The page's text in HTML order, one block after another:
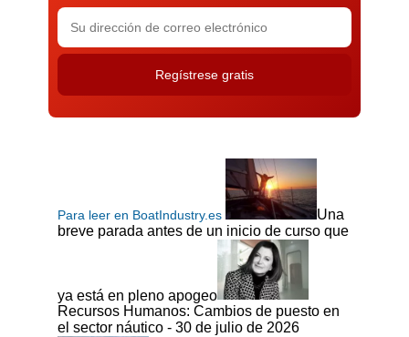
Para leer en BoatIndustry.es
Una
breve parada antes de un inicio de curso que
ya está en pleno apogeo
Recursos Humanos: Cambios de puesto en
el sector náutico - 30 de julio de 2026